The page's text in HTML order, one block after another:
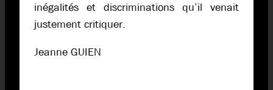
inégalités et discriminations qu’il venait
justement critiquer.
Jeanne GUIEN